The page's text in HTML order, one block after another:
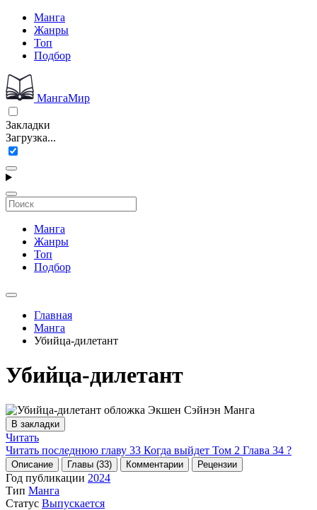
Манга
Жанры
Топ
Подбор
МангаМир
Закладки
Загрузка...
Манга
Жанры
Топ
Подбор
Главная
Манга
Убийца-дилетант
Убийца-дилетант
В закладки
Читать
Читать последнюю главу 33 Когда выйдет Том 2 Глава 34 ?
Описание Главы (33) Комментарии Рецензии
Год публикации 2024
Тип Манга
Статус Выпускается